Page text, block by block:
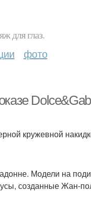
для глаз.
фото
кружевной
Модели на
созданные Жан-